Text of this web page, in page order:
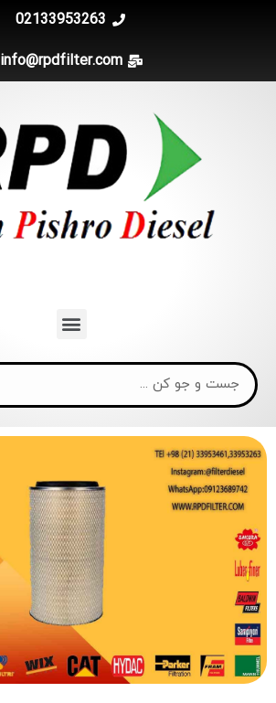
02133953263
info@rpdfilter.com